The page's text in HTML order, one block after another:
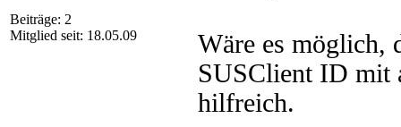
Beiträge: 2
Mitglied seit: 18.05.09
Wäre es möglich,
SUSClient ID mit
hilfreich.